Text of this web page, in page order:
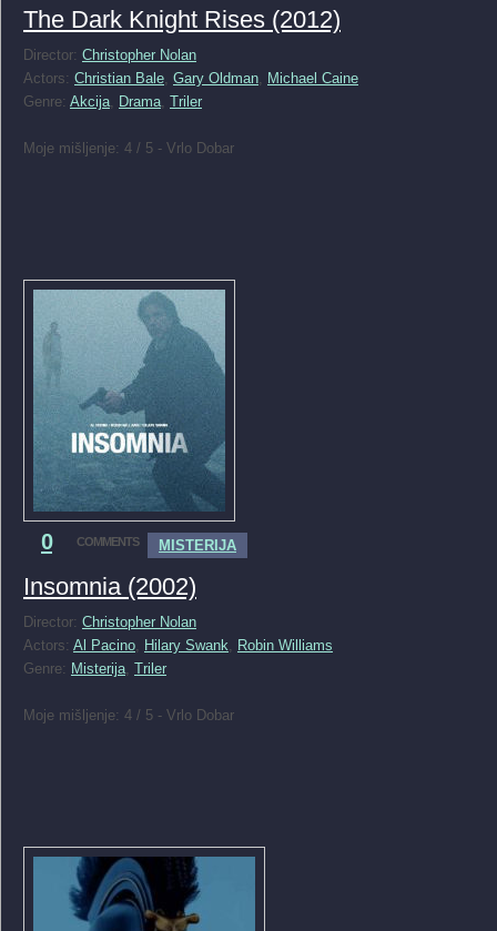
The Dark Knight Rises (2012)
Director: Christopher Nolan
Actors: Christian Bale, Gary Oldman, Michael Caine
Genre: Akcija, Drama, Triler
Moje mišljenje: 4 / 5 - Vrlo Dobar
0 COMMENTS MISTERIJA
Insomnia (2002)
Director: Christopher Nolan
Actors: Al Pacino, Hilary Swank, Robin Williams
Genre: Misterija, Triler
Moje mišljenje: 4 / 5 - Vrlo Dobar